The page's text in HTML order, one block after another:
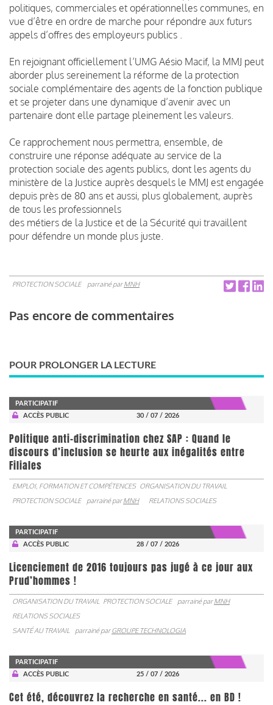
politiques, commerciales et opérationnelles communes, en
vue d’être en ordre de marche pour répondre aux futurs
appels d’offres des employeurs publics .
En rejoignant officiellement l’UMG Aésio Macif, la MMJ peut
aborder plus sereinement la réforme de la protection
sociale complémentaire des agents de la fonction publique
et se projeter dans une dynamique d’avenir avec un
partenaire dont elle partage pleinement les valeurs.
Ce rapprochement nous permettra, ensemble, de
construire une réponse adéquate au service de la
protection sociale des agents publics, dont les agents du
ministère de la Justice auprès desquels le MMJ est engagée
depuis près de 80 ans et aussi, plus globalement, auprès
de tous les professionnels
des métiers de la Justice et de la Sécurité qui travaillent
pour défendre un monde plus juste.
PROTECTION SOCIALE parrainé parMNH
Pas encore de commentaires
POUR PROLONGER LA LECTURE
PARTICIPATIF
ACCÈS PUBLIC
30 / 07 / 2026
Politique anti-discrimination chez SAP : Quand le
discours d’inclusion se heurte aux inégalités entre
Filiales
EMPLOI, FORMATION ET COMPÉTENCES ORGANISATION DU TRAVAIL
PROTECTION SOCIALE
parrainé parMNH RELATIONS SOCIALES
PARTICIPATIF
ACCÈS PUBLIC
28 / 07 / 2026
Licenciement de 2016 toujours pas jugé à ce jour aux
Prud’hommes !
ORGANISATION DU TRAVAIL PROTECTION SOCIALE parrainé parMNH
RELATIONS SOCIALES
SANTÉ AU TRAVAIL
parrainé parGROUPE TECHNOLOGIA
PARTICIPATIF
ACCÈS PUBLIC
25 / 07 / 2026
Cet été, découvrez la recherche en santé... en BD !